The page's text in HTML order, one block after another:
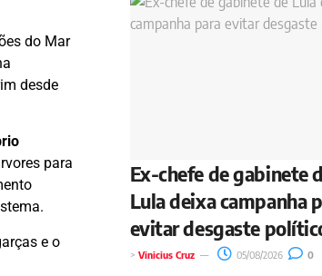
do Mar
desde
para
e o
Ex-chefe de gabinete
Lula deixa campanha
evitar desgaste
> Vinicius Cruz 05/08/2026 0